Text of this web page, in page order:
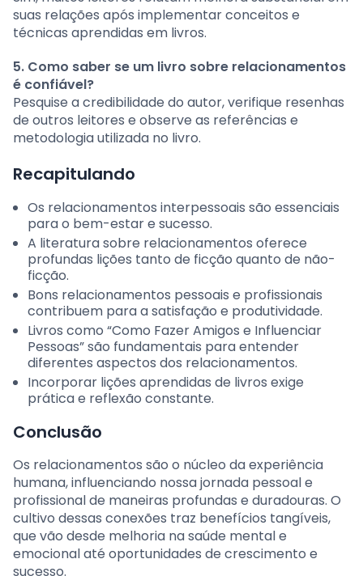
suas relações após implementar conceitos e
técnicas aprendidas em livros.
5. Como saber se um livro sobre relacionamentos
é confiável?
Pesquise a credibilidade do autor, verifique resenhas
de outros leitores e observe as referências e
metodologia utilizada no livro.
Recapitulando
Os relacionamentos interpessoais são essenciais
para o bem-estar e sucesso.
A literatura sobre relacionamentos oferece
profundas lições tanto de ficção quanto de não-
ficção.
Bons relacionamentos pessoais e profissionais
contribuem para a satisfação e produtividade.
Livros como “Como Fazer Amigos e Influenciar
Pessoas” são fundamentais para entender
diferentes aspectos dos relacionamentos.
Incorporar lições aprendidas de livros exige
prática e reflexão constante.
Conclusão
Os relacionamentos são o núcleo da experiência
humana, influenciando nossa jornada pessoal e
profissional de maneiras profundas e duradouras. O
cultivo dessas conexões traz benefícios tangíveis,
que vão desde melhoria na saúde mental e
emocional até oportunidades de crescimento e
sucesso.